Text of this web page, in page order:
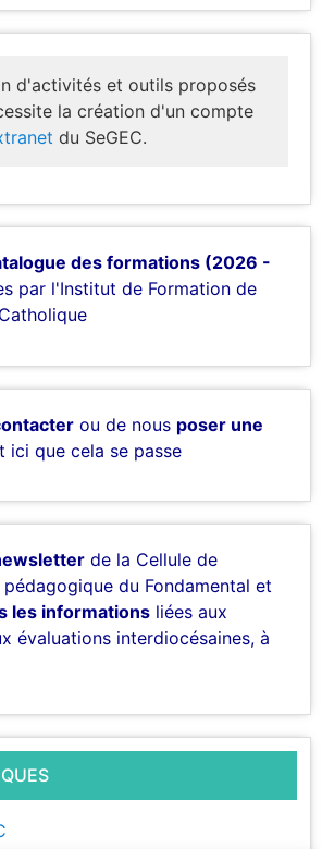
d'activités et outils proposés
la création d'un compte
du SeGEC.
des formations (2026 -
par l'Institut de Formation de
ou de nous poser une
ici que cela se passe
de la Cellule de
du Fondamental et
les informations liées aux
évaluations interdiocésaines, à